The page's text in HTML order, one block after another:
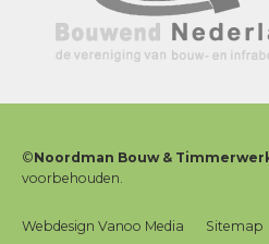
©Noordman Bouw &
voorbehouden.
Webdesign Vanoo Media Sitemap